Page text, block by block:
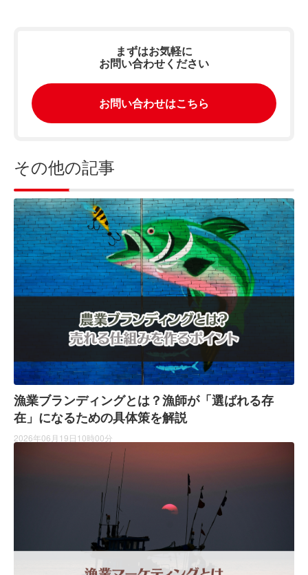
まずはお気軽に
お問い合わせください
お問い合わせはこちら
その他の記事
漁業ブランディングとは？漁師が「選ばれる存
在」になるための具体策を解説
2026年06月19日10時00分